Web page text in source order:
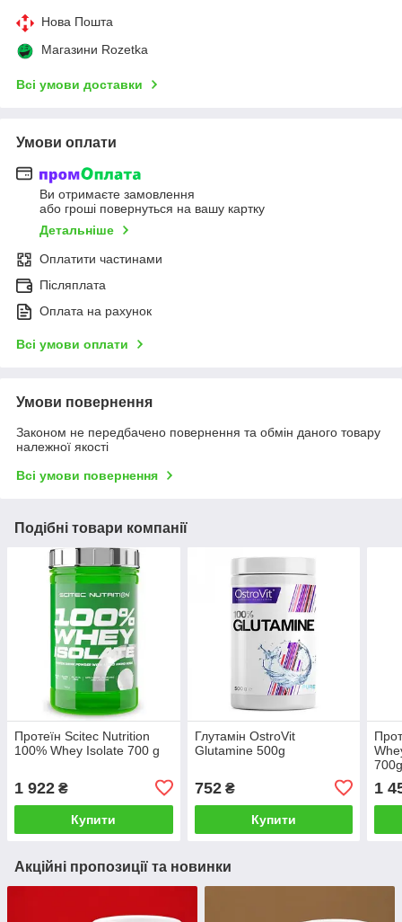
Нова Пошта
Магазини Rozetka
Всі умови доставки
Умови оплати
Ви отримаєте замовлення
або гроші повернуться на вашу картку
Детальніше
Оплатити частинами
Післяплата
Оплата на рахунок
Всі умови оплати
Умови повернення
Законом не передбачено повернення та обмін даного товару
належної якості
Всі умови повернення
Подібні товари компанії
Протеїн Scitec Nutrition
100% Whey Isolate 700 g
1 922 ₴
Купити
Глутамін OstroVit
Glutamine 500g
752₴
Купити
1
Акційні пропозиції та новинки